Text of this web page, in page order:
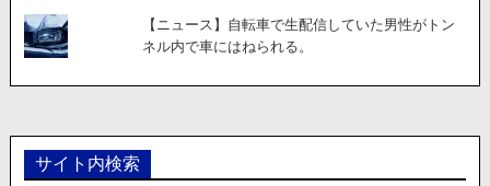
【ニュース】自転車で生配信していた男性がトン
ネル内で車にはねられる。
サイト内検索